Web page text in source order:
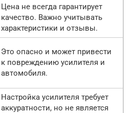
Цена не всегда гарантирует
качество. Важно учитывать
характеристики и отзывы.
Это опасно и может привести
к повреждению усилителя и
автомобиля.
Настройка усилителя требует
аккуратности, но не является